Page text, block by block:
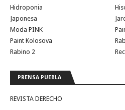
Hidroponia
Japonesa
Moda PINK
Paint Kolosova
Rabino 2
PRENSA PUEBLA
REVISTA DERECHO